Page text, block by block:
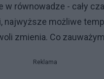
w równowadze - cały
możliwe
zmienia. Co
Reklama